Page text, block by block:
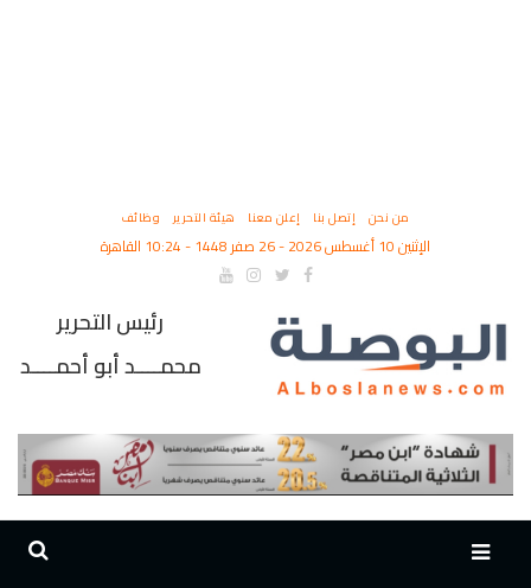
من نحن إتصل بنا إعلن معنا هيئة التحرير وظائف
الإثنين 10 أغسطس 2026 - 26 صفر 1448 - 10:24 القاهرة
رئيس التحرير
محمــــد أبو أحمــــد